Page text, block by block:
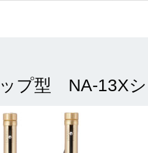
プ型 NA-13X